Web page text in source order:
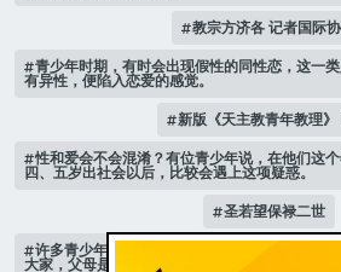
教宗方济各 记者国际
青少年时期，有时会出现假性的同性恋，这一
有异性，便陷入恋爱的感觉。
新版《天主教青年教理》
性和爱会不会混淆？有位青少年说，在他们这
四、五岁出社会以后，比较会遇上这项疑惑。
圣若望保禄二世
许多青少年，抱怨自己的父母无法沟通，有一
大家，父母是自己最亲的人，不能逃离